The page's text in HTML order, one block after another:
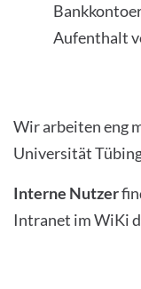
Aufenthalt
Wir arbeiten eng
Universität
Interne Nutzer
Intranet im WiKi